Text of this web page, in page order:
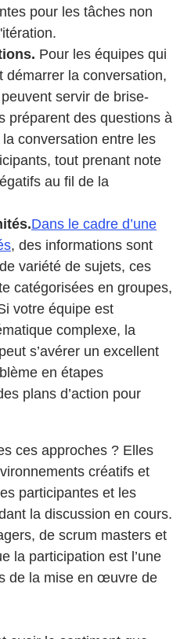
pour les tâches non
Pour les équipes qui
démarrer la conversation,
servir de brise-
préparent des questions à
conversation entre les
tout prenant note
au fil de la
Dans le cadre d’une
, des informations sont
variété de sujets, ces
catégorisées en groupes,
votre équipe est
complexe, la
s’avérer un excellent
en étapes
plans d’action pour
ces approches ? Elles
créatifs et
participantes et les
la discussion en cours.
de scrum masters et
la participation est l’une
de la mise en œuvre de